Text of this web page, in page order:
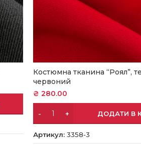
Костюмна тканина “Роял”,
червоний
₴ 280.00
ДОДАТИ В
Артикул:3358-3